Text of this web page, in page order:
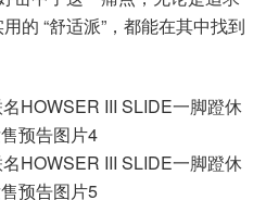
的 “舒适派”，都能在其中找到